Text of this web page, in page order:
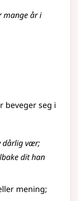
mange år i
beveger seg i
dårlig vær;
dit han
mening;